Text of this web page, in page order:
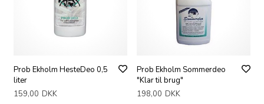
Prob Ekholm HesteDeo 0,5
liter
159,00 DKK
Prob Ekholm Sommerdeo
"Klar til brug"
198,00 DKK